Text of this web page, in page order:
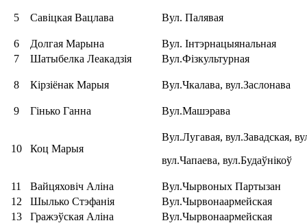
5 Савіцкая Вацлава Вул. Палявая
6 Долгая Марына
Вул. Інтэрнацыянальная
7
Шатыбелка Леакадзія Вул.Фізкультурная
8 Кірзіёнак Марыя Вул.Чкалава, вул.Заслонава
9 Гінько Ганна Вул.Машэрава
10 Коц Марыя
Вул.Лугавая, вул.Завадская,
вул.Чапаева, вул.Будаўнікоў
11 Вайцяховіч Аліна
Вул.Чырвоных Партызан
12
Шылько Стэфанія
Вул.Чырвонаармейская
13
Гражэўская Аліна Вул.Чырвонаармейская